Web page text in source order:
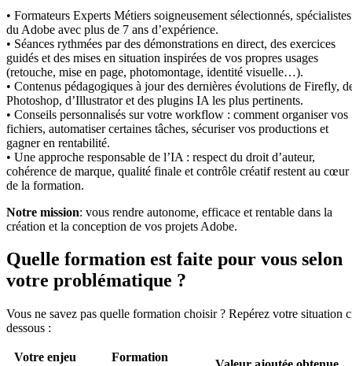
• Formateurs Experts Métiers soigneusement sélectionnés, spécialistes
du Adobe avec plus de 7 ans d’expérience.
• Séances rythmées par des démonstrations en direct, des exercices
guidés et des mises en situation inspirées de vos propres usages
(retouche, mise en page, photomontage, identité visuelle…).
• Contenus pédagogiques à jour des dernières évolutions de Firefly,
Photoshop, d’Illustrator et des plugins IA les plus pertinents.
• Conseils personnalisés sur votre workflow : comment organiser vos
fichiers, automatiser certaines tâches, sécuriser vos productions et
gagner en rentabilité.
• Une approche responsable de l’IA : respect du droit d’auteur,
cohérence de marque, qualité finale et contrôle créatif restent au cœur
de la formation.
Notre mission: vous rendre autonome, efficace et rentable dans la
création et la conception de vos projets Adobe.
Quelle formation est faite pour vous selon
votre problématique ?
Vous ne savez pas quelle formation choisir ? Repérez votre situation
dessous :
Votre enjeu
Formation